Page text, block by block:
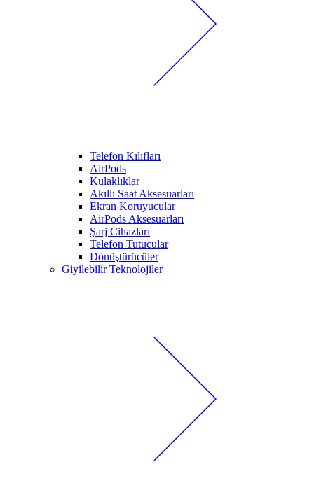
Telefon Kılıfları
AirPods
Kulaklıklar
Akıllı Saat Aksesuarları
Ekran Koruyucular
AirPods Aksesuarları
Şarj Cihazları
Telefon Tutucular
Dönüştürücüler
Giyilebilir Teknolojiler